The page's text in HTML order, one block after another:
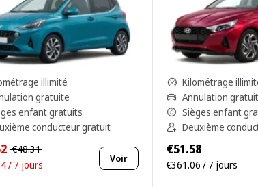
illimité
gratuite
enfant gratuits
conducteur gratuit
€48.31
/ 7 jours
Voir
Kilométrage
Annulation
Sièges enfant
Deuxième
€51.58
€361.06 / 7 jours